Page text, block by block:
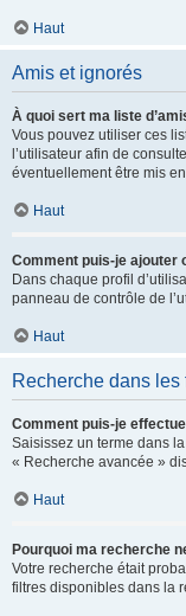
Haut
Amis et ignorés
À quoi sert ma liste
Vous pouvez utiliser ces
l’utilisateur afin de
éventuellement être mis
Haut
Comment puis-je ajouter
Dans chaque profil
panneau de contrôle de
Haut
Recherche dans les
Comment puis-je
Saisissez un terme dans
« Recherche avancée »
Haut
Pourquoi ma recherche
Votre recherche était
filtres disponibles dans la